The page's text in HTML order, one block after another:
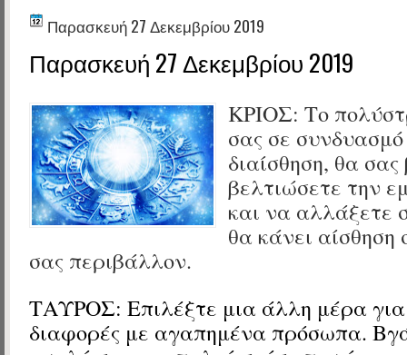
Παρασκευή 27 Δεκεμβρίου 2019
Παρασκευή 27 Δεκεμβρίου 2019
ΚΡΙΟΣ: Το
σας σε
διαίσθηση, θα
βελτιώσετε την
και να αλλάξετε
θα κάνει αίσθηση
σας περιβάλλον.
ΤΑΥΡΟΣ: Επιλέξτε μια άλλη μέρα
διαφορές με αγαπημένα πρόσωπα.